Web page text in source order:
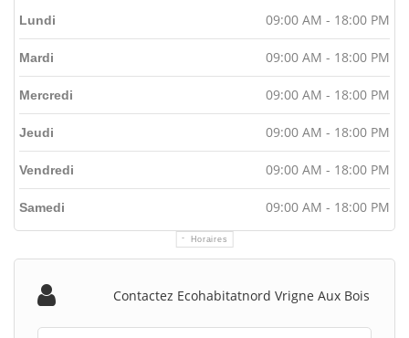
Horaires
Lundi 09:00 AM - 18:00 PM
Mardi 09:00 AM - 18:00 PM
Mercredi 09:00 AM - 18:00 PM
Jeudi 09:00 AM - 18:00 PM
Vendredi 09:00 AM - 18:00 PM
Samedi 09:00 AM - 18:00 PM
Contactez Ecohabitatnord Vrigne Aux Bois